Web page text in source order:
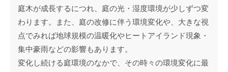
庭木が成長するにつれ、庭の光・湿度環境が少しずつ変
わります。また、庭の改修に伴う環境変化や、大きな視
点でみれば地球規模の温暖化やヒートアイランド現象・
集中豪雨などの影響もあります。
変化し続ける庭環境のなかで、その時々の環境変化に最